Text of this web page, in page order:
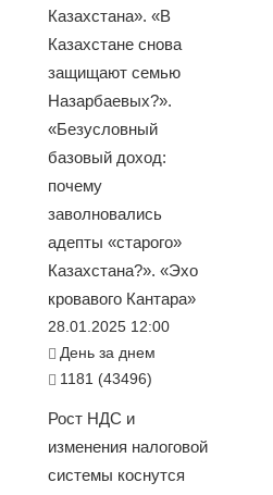
Казахстана». «В
Казахстане снова
защищают семью
Назарбаевых?».
«Безусловный
базовый доход:
почему
заволновались
адепты «старого»
Казахстана?». «Эхо
кровавого Кантара»
28.01.2025 12:00
День за днем
1181 (43496)
Рост НДС и
изменения налоговой
системы коснутся